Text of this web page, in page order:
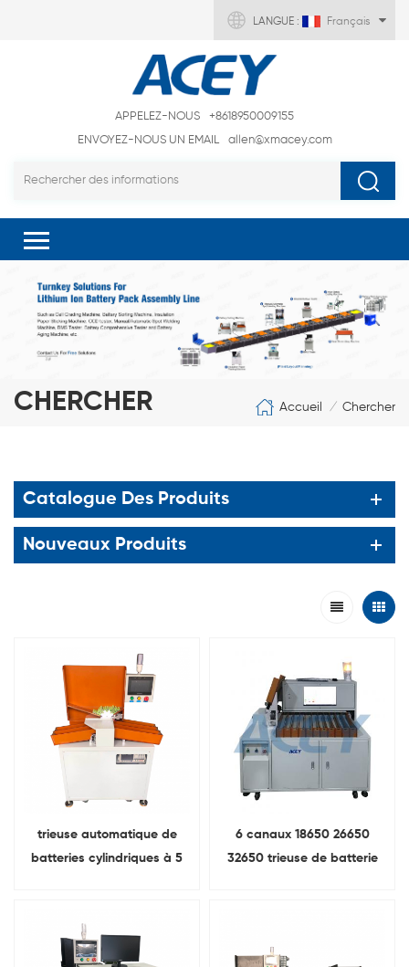
LANGUE : Français
APPELEZ-NOUS
+8618950009155
ENVOYEZ-NOUS UN EMAIL
allen@xmacey.com
CHERCHER Accueil / Chercher
Catalogue Des Produits
Nouveaux Produits
trieuse automatique de
batteries cylindriques à 5
6 canaux 18650 26650
32650 trieuse de batterie